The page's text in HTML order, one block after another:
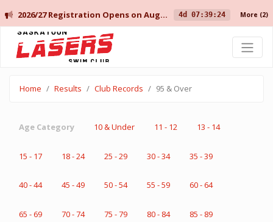
2026/27 Registration Opens on August 10 for Current Members, and August 14 for New Members. 4d 07:39:24 More (2)
Saskatoon Lasers Swim Club
Home Results Club Records 95 & Over
Age Category 10 & Under 11 - 12 13 - 14
15 - 17 18 - 24 25 - 29 30 - 34 35 - 39
40 - 44 45 - 49 50 - 54 55 - 59 60 - 64
65 - 69 70 - 74 75 - 79 80 - 84 85 - 89